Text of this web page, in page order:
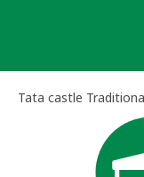
Tata castle